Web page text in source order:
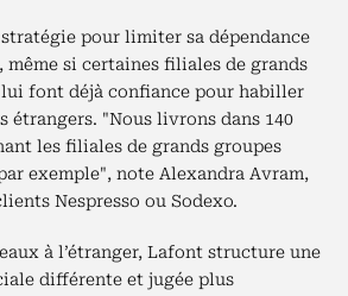
pour limiter sa dépendance
même si certaines filiales de grands
lui font déjà confiance pour habiller
étrangers. "Nous livrons dans 140
les filiales de grands groupes
exemple", note Alexandra Avram,
Nespresso ou Sodexo.
à l’étranger, Lafont structure une
différente et jugée plus